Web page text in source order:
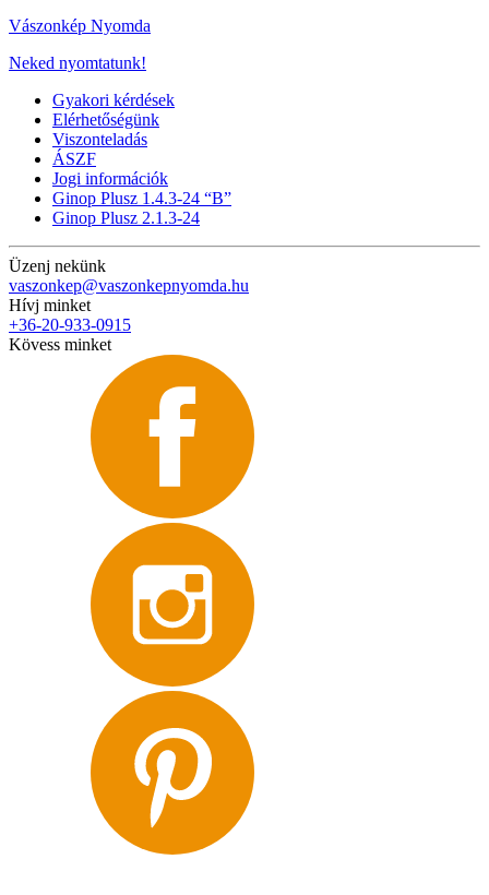
Vászonkép Nyomda
Neked nyomtatunk!
Gyakori kérdések
Elérhetőségünk
Viszonteladás
ÁSZF
Jogi információk
Ginop Plusz 1.4.3-24 “B”
Ginop Plusz 2.1.3-24
Üzenj nekünk
vaszonkep@vaszonkepnyomda.hu
Hívj minket
+36-20-933-0915
Kövess minket